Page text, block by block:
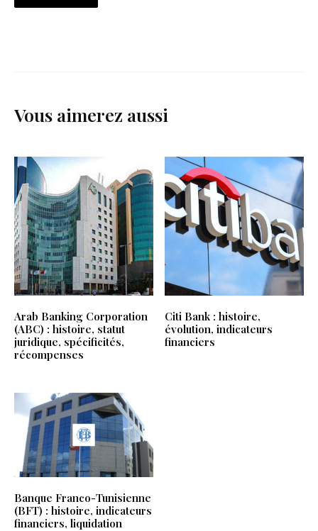
Vous aimerez aussi
Arab Banking Corporation
(ABC) : histoire, statut
juridique, spécificités,
récompenses
Citi Bank : histoire,
évolution, indicateurs
financiers
Banque Franco-Tunisienne
(BFT) : histoire, indicateurs
financiers, liquidation